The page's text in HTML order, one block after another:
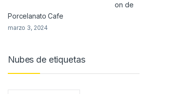
on de
Porcelanato Cafe
marzo 3, 2024
Nubes de etiquetas